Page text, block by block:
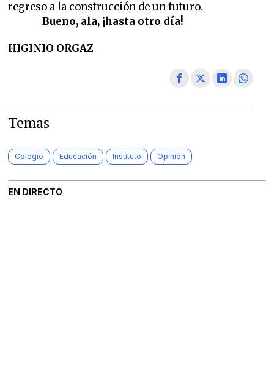
regreso a la construcción de un futuro.
Bueno, ala, ¡hasta otro día!
HIGINIO ORGAZ
Temas
Colegio Educación Instituto Opinión
EN DIRECTO